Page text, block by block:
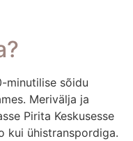
minutilise sõidu
Merivälja ja
Pirita Keskusesse
kui ühistranspordiga.